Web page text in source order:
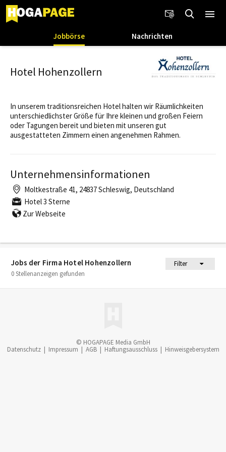
Jobbörse Nachrichten
Jobs der Firma Hotel Hohenzollern
Filter
0 Stellenanzeigen gefunden
Hotel Hohenzollern
In unserem traditionsreichen Hotel halten wir Räumlichkeiten
unterschiedlichster Größe für Ihre kleinen und großen Feiern
oder Tagungen bereit und bieten mit unseren gut
ausgestatteten Zimmern einen angenehmen Rahmen.
Unternehmensinformationen
Moltkestraße 41, 24837 Schleswig, Deutschland
Hotel 3 Sterne
Zur Webseite
© HOGAPAGE Media GmbH
Datenschutz | Impressum | AGB | Haftungsausschluss | Hinweisgebersystem